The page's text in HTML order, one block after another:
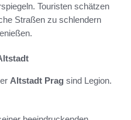
Touristen schätzen
Straßen zu schlendern
Altstadt Prag sind Legion.